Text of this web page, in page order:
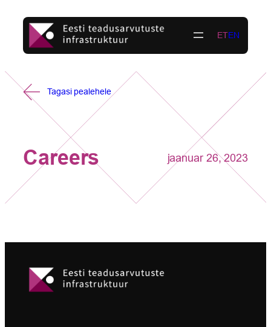
juurde
ETEN
Tagasi pealehele
Careers jaanuar 26, 2023